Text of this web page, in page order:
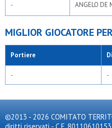
- ANGELO DE
MIGLIOR GIOCATORE
Portiere
- -
©2013 - 2026 COMITATO